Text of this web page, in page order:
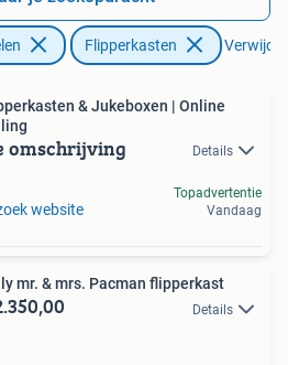
Flipperkasten
& Jukeboxen | Online
omschrijving Details
website
Topadvertentie
Vandaag
mr. & mrs. Pacman flipperkast
Details